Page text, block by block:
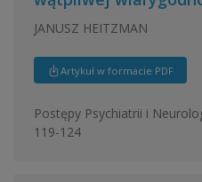
JANUSZ HEITZMAN
Artykuł w formacie PDF
Postępy Psychiatrii i
119-124